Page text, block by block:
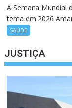
A Semana Mundial
tema em 2026
SAÚDE
JUSTIÇA